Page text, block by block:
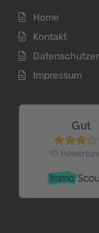
Home
Kontakt
Impressum